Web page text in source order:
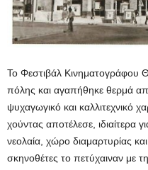
Το Φεστιβάλ Κινηματογράφου
πόλης και αγαπήθηκε θερμά
ψυχαγωγικό και καλλιτεχνικό
χούντας αποτέλεσε, ιδιαίτερα
νεολαία, χώρο διαμαρτυρίας
σκηνοθέτες το πετύχαιναν με